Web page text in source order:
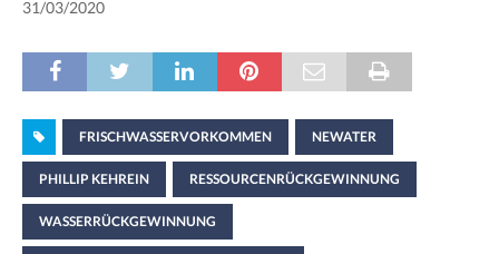
31/03/2020
FRISCHWASSERVORKOMMEN NEWATER
PHILLIP KEHREIN RESSOURCENRÜCKGEWINNUNG
WASSERRÜCKGEWINNUNG